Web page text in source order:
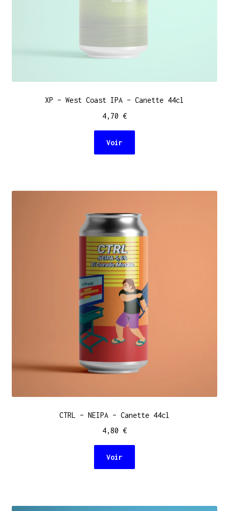
XP – West Coast IPA – Canette 44cl
4,70 €
Voir
CTRL – NEIPA – Canette 44cl
4,80 €
Voir